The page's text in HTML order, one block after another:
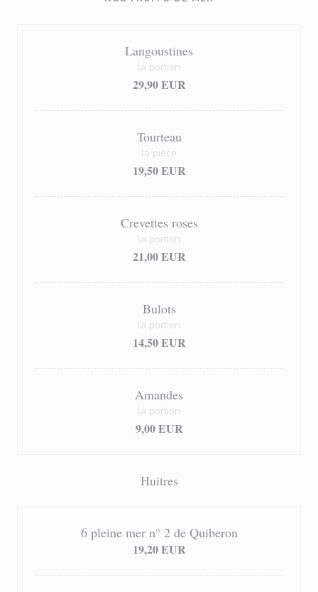
Langoustines
la portion
29,90 EUR
Tourteau
la pièce
19,50 EUR
Crevettes roses
la portion
21,00 EUR
Bulots
la portion
14,50 EUR
Amandes
la portion
9,00 EUR
Huitres
6 pleine mer n° 2 de Quiberon
19,20 EUR